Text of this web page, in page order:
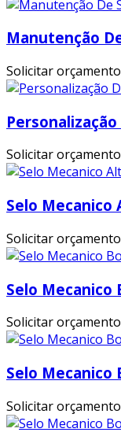
Manutenção
Solicitar orçamento
Solicitar orçamento
Selo
Solicitar orçamento
Selo Mecanico
Solicitar orçamento
Selo Mecanico
Solicitar orçamento